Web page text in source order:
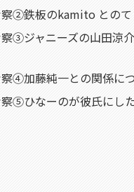
②鉄板のkamito との
③ジャニーズの山田涼
④加藤純一との関係に
⑤ひなーのが彼氏にし